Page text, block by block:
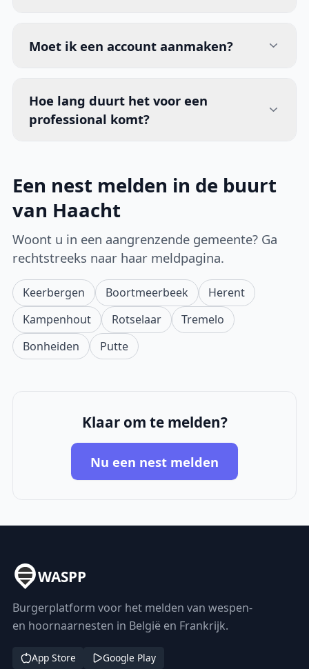
Moet ik een account aanmaken?
Hoe lang duurt het voor een
professional komt?
Een nest melden in de buurt
van Haacht
Woont u in een aangrenzende gemeente? Ga
rechtstreeks naar haar meldpagina.
Keerbergen Boortmeerbeek
Herent
Kampenhout
Rotselaar
Tremelo
Bonheiden
Putte
Klaar om te melden?
Nu een nest melden
WASPP
Burgerplatform voor het melden van wespen-
en hoornaarnesten in België en Frankrijk.
App Store Google Play